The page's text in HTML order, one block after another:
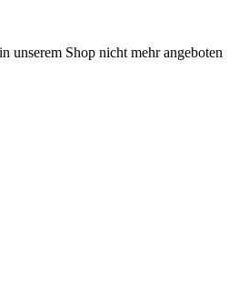
unserem Shop nicht mehr angeboten